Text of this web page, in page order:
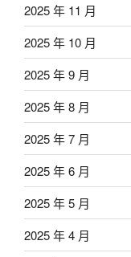
2025 年 11 月
2025 年 10 月
2025 年 9 月
2025 年 8 月
2025 年 7 月
2025 年 6 月
2025 年 5 月
2025 年 4 月